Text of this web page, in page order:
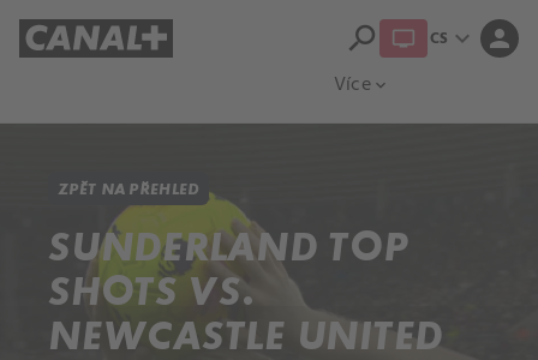
Více expand_more
search CS expand_more person
ZPĚT NA PŘEHLED
SUNDERLAND TOP
SHOTS VS.
NEWCASTLE UNITED